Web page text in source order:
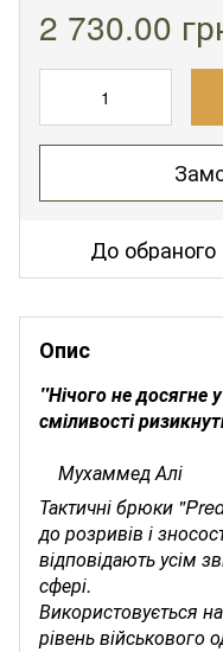
2 730.00
До обраного
Опис
"Нічого не досягне
сміливості
Мухаммед Алі
Тактичні брюки
до розривів і
відповідають усім
сфері.
Використовується
рівень військового